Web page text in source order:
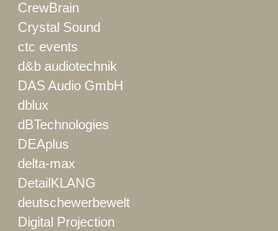
CrewBrain
Crystal Sound
ctc events
d&b audiotechnik
DAS Audio GmbH
dblux
dBTechnologies
DEAplus
delta-max
DetailKLANG
deutschewerbewelt
Digital Projection